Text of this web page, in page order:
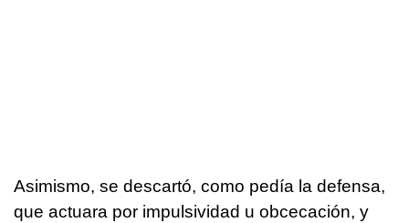
Asimismo, se descartó, como pedía la defensa,
que actuara por impulsividad u obcecación, y